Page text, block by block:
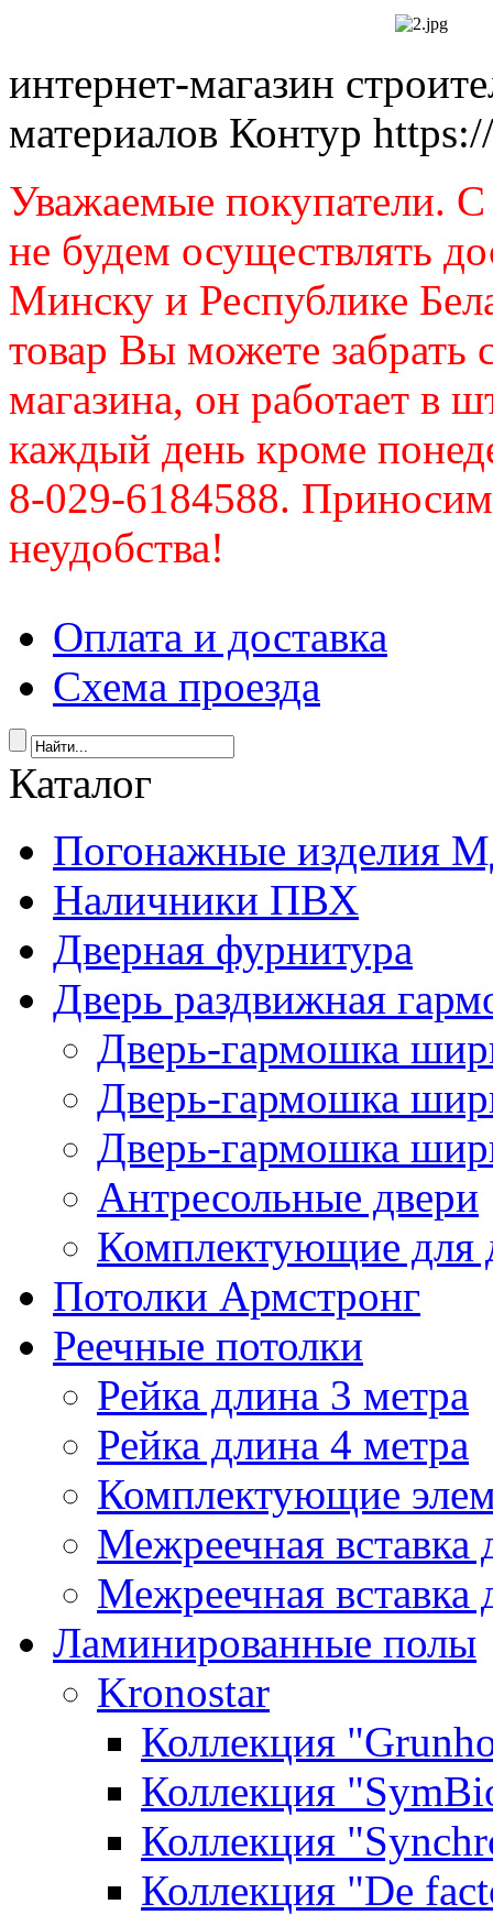
интернет-магазин
материалов Контур
Уважаемые покупатели.
не будем осуществлять
Минску и Республике
товар Вы можете забрать
магазина, он работает в
каждый день кроме
8-029-6184588. Приносим
неудобства!
Оплата и доставка
Схема проезда
Каталог
Погонажные изделия
Наличники ПВХ
Дверная фурнитура
Дверь раздвижная
Дверь-гармошка
Дверь-гармошка
Дверь-гармошка
Антресольные двери
Комплектующие для
Потолки Армстронг
Реечные потолки
Рейка длина 3 метра
Рейка длина 4 метра
Комплектующие
Межреечная вставка
Межреечная вставка
Ламинированные полы
Kronostar
Коллекция
Коллекция
Коллекция
Коллекция "De